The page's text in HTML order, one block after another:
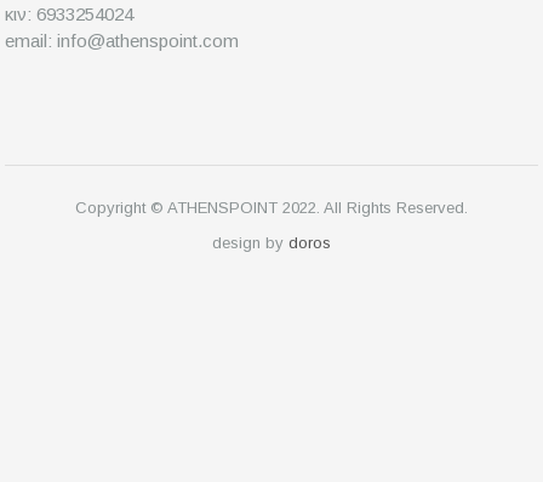
κιν: 6933254024
email: info@athenspoint.com
Copyright © ATHENSPOINT 2022. All Rights Reserved.
design by doros